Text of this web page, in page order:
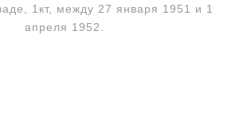
1кт, между 27 января 1951 и 1
апреля 1952.